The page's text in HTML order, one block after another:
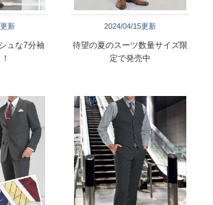
新
ュな7分袖
2024/04/15更新
待望の夏のスーツ数量サイズ限
定で発売中